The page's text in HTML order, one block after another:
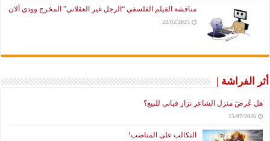
مناقشة الفيلم الفلسفي “الرجل غير العقلاني” المخرج وودي آلان
22/02/2025
|
منزل الشاعر نزار قباني للبيع؟
15/07/
التكالب على المناصب!